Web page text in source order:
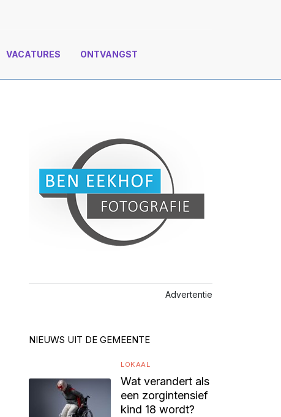
VACATURES ONTVANGST
Advertentie
NIEUWS UIT DE GEMEENTE
LOKAAL
Wat verandert als
een zorgintensief
kind 18 wordt?